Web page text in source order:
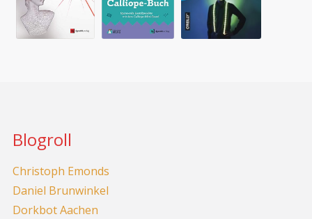
Blogroll
Christoph Emonds
Daniel Brunwinkel
Dorkbot Aachen